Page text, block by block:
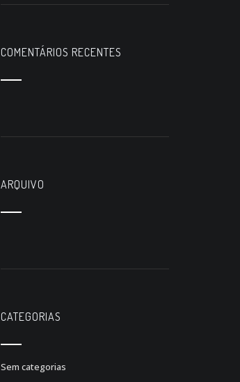
COMENTÁRIOS RECENTES
ARQUIVO
CATEGORIAS
Sem categorias